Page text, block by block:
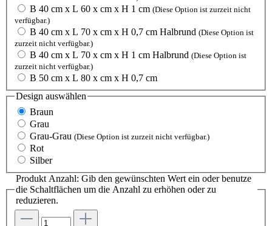
B 40 cm x L 60 x cm x H 1 cm (Diese Option ist zurzeit nicht
verfügbar.)
B 40 cm x L 70 x cm x H 0,7 cm Halbrund (Diese Option ist
zurzeit nicht verfügbar.)
B 40 cm x L 70 x cm x H 1 cm Halbrund (Diese Option ist
zurzeit nicht verfügbar.)
B 50 cm x L 80 x cm x H 0,7 cm
Design auswählen
Braun
Grau
Grau-Grau (Diese Option ist zurzeit nicht verfügbar.)
Rot
Silber
Produkt Anzahl: Gib den gewünschten Wert ein oder benutze
die Schaltflächen um die Anzahl zu erhöhen oder zu
reduzieren.